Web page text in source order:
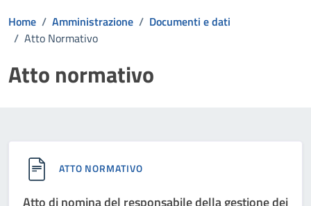
Home / Amministrazione / Documenti e dati
/ Atto Normativo
Atto normativo
ATTO NORMATIVO
Atto di nomina del responsabile della gestione dei